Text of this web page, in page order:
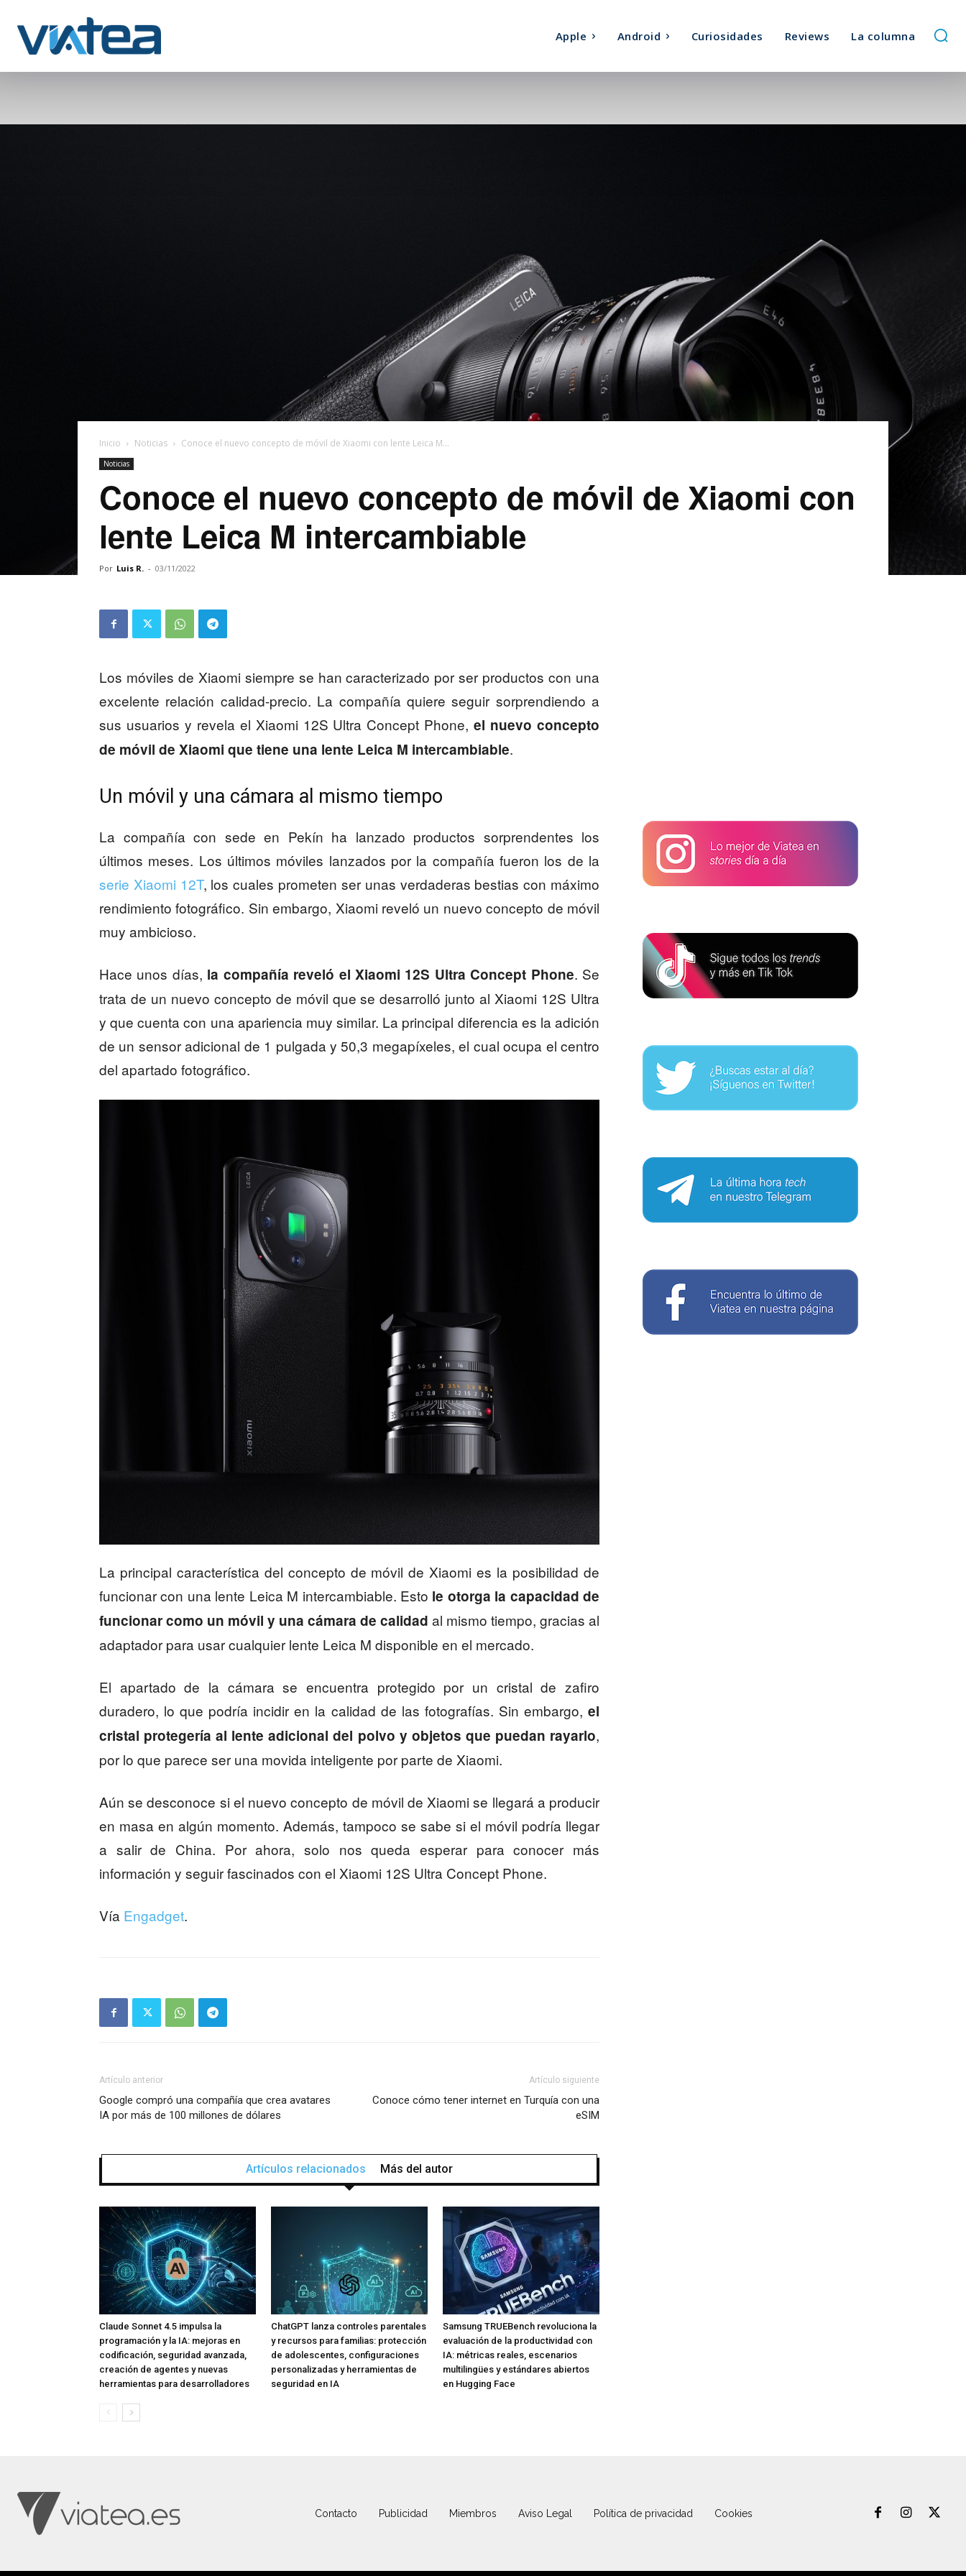
Apple Android Curiosidades Reviews La columna
Inicio Noticias Conoce el nuevo concepto de móvil de Xiaomi con lente Leica M...
Noticias
Conoce el nuevo concepto de móvil de Xiaomi con
lente Leica M intercambiable
Por Luis R. - 03/11/2022
Los móviles de Xiaomi siempre se han caracterizado por ser productos con una
excelente relación calidad-precio. La compañía quiere seguir sorprendiendo a
sus usuarios y revela el Xiaomi 12S Ultra Concept Phone, el nuevo concepto
de móvil de Xiaomi que tiene una lente Leica M intercambiable.
Un móvil y una cámara al mismo tiempo
La compañía con sede en Pekín ha lanzado productos sorprendentes los
últimos meses. Los últimos móviles lanzados por la compañía fueron los de la
serie Xiaomi 12T, los cuales prometen ser unas verdaderas bestias con máximo
rendimiento fotográfico. Sin embargo, Xiaomi reveló un nuevo concepto de móvil
muy ambicioso.
Hace unos días, la compañía reveló el Xiaomi 12S Ultra Concept Phone. Se
trata de un nuevo concepto de móvil que se desarrolló junto al Xiaomi 12S Ultra
y que cuenta con una apariencia muy similar. La principal diferencia es la adición
de un sensor adicional de 1 pulgada y 50,3 megapíxeles, el cual ocupa el centro
del apartado fotográfico.
La principal característica del concepto de móvil de Xiaomi es la posibilidad de
funcionar con una lente Leica M intercambiable. Esto le otorga la capacidad de
funcionar como un móvil y una cámara de calidad al mismo tiempo, gracias al
adaptador para usar cualquier lente Leica M disponible en el mercado.
El apartado de la cámara se encuentra protegido por un cristal de zafiro
duradero, lo que podría incidir en la calidad de las fotografías. Sin embargo, el
cristal protegería al lente adicional del polvo y objetos que puedan rayarlo,
por lo que parece ser una movida inteligente por parte de Xiaomi.
Aún se desconoce si el nuevo concepto de móvil de Xiaomi se llegará a producir
en masa en algún momento. Además, tampoco se sabe si el móvil podría llegar
a salir de China. Por ahora, solo nos queda esperar para conocer más
información y seguir fascinados con el Xiaomi 12S Ultra Concept Phone.
Vía Engadget.
Artículo anterior
Google compró una compañía que crea avatares
IA por más de 100 millones de dólares
Artículo siguiente
Conoce cómo tener internet en Turquía con una
eSIM
Artículos relacionados Más del autor
Claude Sonnet 4.5 impulsa la
programación y la IA: mejoras en
codificación, seguridad avanzada,
creación de agentes y nuevas
herramientas para desarrolladores
ChatGPT lanza controles parentales
y recursos para familias: protección
de adolescentes, configuraciones
personalizadas y herramientas de
seguridad en IA
Samsung TRUEBench revoluciona la
evaluación de la productividad con
IA: métricas reales, escenarios
multilingües y estándares abiertos
en Hugging Face
Contacto Publicidad Miembros Aviso Legal Política de privacidad Cookies